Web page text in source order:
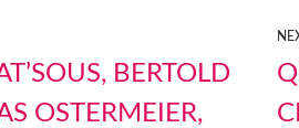
BERTOLD
OSTERMEIER,